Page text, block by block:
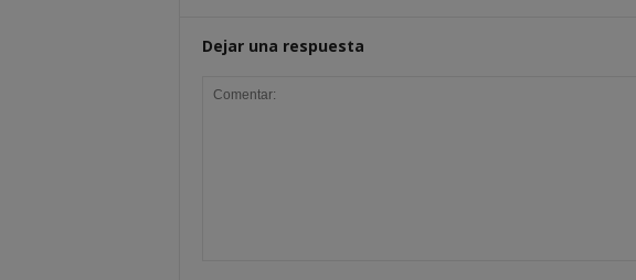
Dejar una respuesta